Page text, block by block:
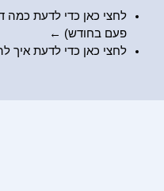
לחצי כאן כדי לדעת
פעם בחודש) ←
לחצי כאן כדי לדעת איך